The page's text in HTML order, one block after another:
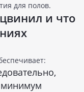
для полов.
и что
минимум